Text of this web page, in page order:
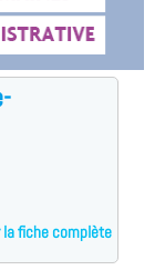
la fiche complète